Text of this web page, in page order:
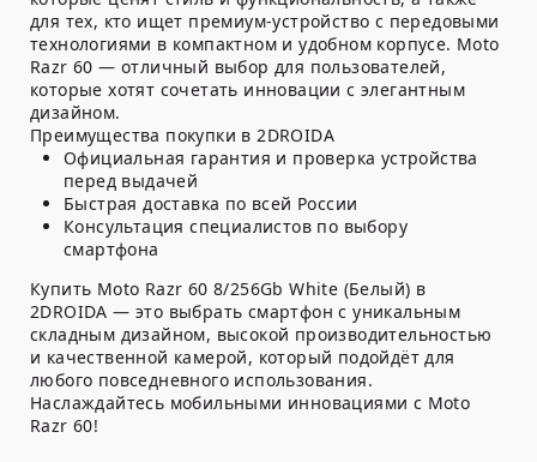
для тех, кто ищет премиум-устройство с передовыми
технологиями в компактном и удобном корпусе. Moto
Razr 60 — отличный выбор для пользователей,
которые хотят сочетать инновации с элегантным
дизайном.
Преимущества покупки в 2DROIDA
Официальная гарантия и проверка устройства
перед выдачей
Быстрая доставка по всей России
Консультация специалистов по выбору
смартфона
Купить Moto Razr 60 8/256Gb White (Белый) в
2DROIDA — это выбрать смартфон с уникальным
складным дизайном, высокой производительностью
и качественной камерой, который подойдёт для
любого повседневного использования.
Наслаждайтесь мобильными инновациями с Moto
Razr 60!